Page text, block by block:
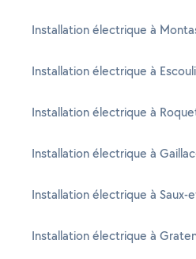
Installation électrique à
Installation électrique à
Installation électrique à
Installation électrique à
Installation électrique à Saux-
Installation électrique à